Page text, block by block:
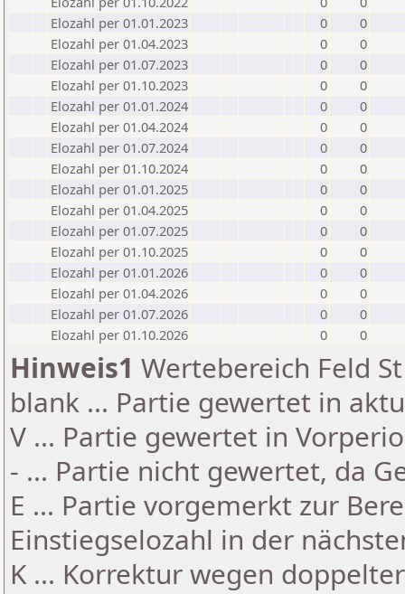
Elozahl per 01.01.2023
0
0
Elozahl per 01.04.2023
0
0
Elozahl per 01.07.2023
0
0
Elozahl per 01.10.2023
0
0
Elozahl per 01.01.2024
0
0
Elozahl per 01.04.2024
0
0
Elozahl per 01.07.2024
0
0
Elozahl per 01.10.2024
0
0
Elozahl per 01.01.2025
0
0
Elozahl per 01.04.2025
0
0
Elozahl per 01.07.2025
0
0
Elozahl per 01.10.2025
0
0
Elozahl per 01.01.2026
0
0
Elozahl per 01.04.2026
0
0
Elozahl per 01.07.2026
0
0
Elozahl per 01.10.2026
0 0
Hinweis1 Wertebereich Feld
blank ... Partie gewertet in
V ... Partie gewertet in
- ... Partie nicht gewertet, da
E ... Partie vorgemerkt zur
Einstiegselozahl in der
K ... Korrektur wegen